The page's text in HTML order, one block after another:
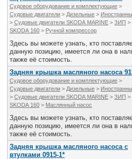
Судовое оборудование и комплектующие >
Судовые двигатели > Дизельные >
> Судовые двигатели SKODA MARINE > ЗИП >
SKODA 160 > Ручной компрессор
Здесь вы можете узнать, кто
данную позицию, имеется ли она в
также её стоимость.
Задняя крышка масляного насоса
Судовое оборудование и комплектующие >
Судовые двигатели > Дизельные >
> Судовые двигатели SKODA MARINE > ЗИП >
SKODA 160 > Маслянный насос
Здесь вы можете узнать, кто
данную позицию, имеется ли она в
также её стоимость.
Задняя крышка масляного насоса с
втулками 0915-1*